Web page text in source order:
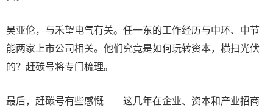
吴亚伦，与禾望电气有关。任一东的工作经历与中环、中节
能两家上市公司相关。他们究竟是如何玩转资本，横扫光伏
的？赶碳号将专门梳理。
最后，赶碳号有些感慨——这几年在企业、资本和产业招商